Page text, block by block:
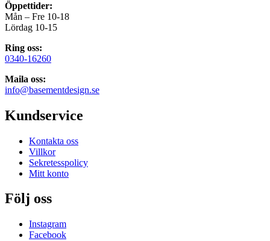
Öppettider:
Mån – Fre 10-18
Lördag 10-15
Ring oss:
0340-16260
Maila oss:
info@basementdesign.se
Kundservice
Kontakta oss
Villkor
Sekretesspolicy
Mitt konto
Följ oss
Instagram
Facebook